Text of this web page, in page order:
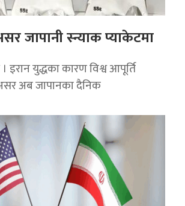
जापानी स्न्याक प्याकेटमा
इरान युद्धका कारण विश्व आपूर्ति
अब जापानका दैनिक